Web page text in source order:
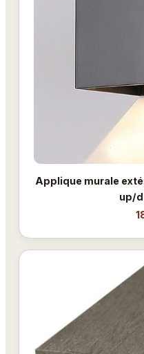
Applique murale
up/